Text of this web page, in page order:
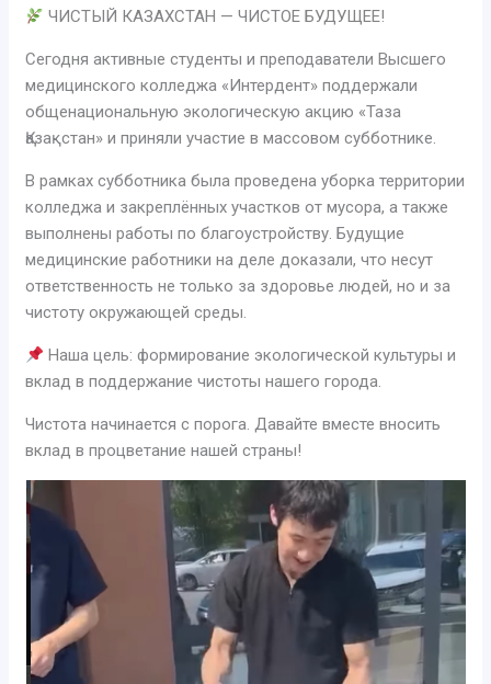
ЧИСТЫЙ КАЗАХСТАН — ЧИСТОЕ БУДУЩЕЕ!
Сегодня активные студенты и преподаватели Высшего
медицинского колледжа «Интердент» поддержали
общенациональную экологическую акцию «Таза
Қазақстан» и приняли участие в массовом субботнике.
В рамках субботника была проведена уборка территории
колледжа и закреплённых участков от мусора, а также
выполнены работы по благоустройству. Будущие
медицинские работники на деле доказали, что несут
ответственность не только за здоровье людей, но и за
чистоту окружающей среды.
Наша цель: формирование экологической культуры и
вклад в поддержание чистоты нашего города.
Чистота начинается с порога. Давайте вместе вносить
вклад в процветание нашей страны!